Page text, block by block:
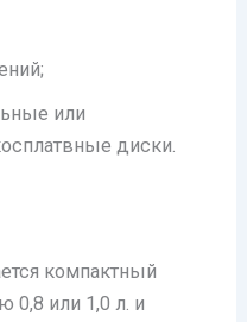
или
диски.
компактный
0,8 или 1,0 л. и